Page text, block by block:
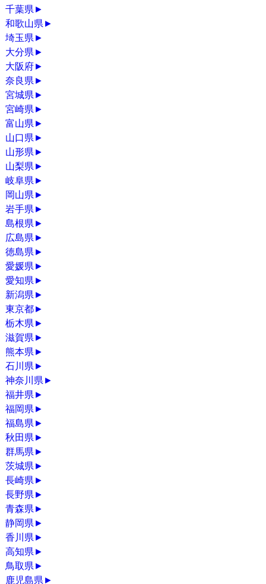
千葉県 ►
和歌山県 ►
埼玉県 ►
大分県 ►
大阪府►
奈良県 ►
宮城県 ►
宮崎県 ►
富山県 ►
山口県 ►
山形県 ►
山梨県 ►
岐阜県 ►
岡山県 ►
岩手県 ►
島根県 ►
広島県 ►
徳島県 ►
愛媛県 ►
愛知県 ►
新潟県 ►
東京都►
栃木県 ►
滋賀県 ►
熊本県 ►
石川県 ►
神奈川県 ►
福井県 ►
福岡県 ►
福島県 ►
秋田県 ►
群馬県 ►
茨城県 ►
長崎県 ►
長野県 ►
青森県 ►
静岡県 ►
香川県 ►
高知県 ►
鳥取県 ►
鹿児島県 ►